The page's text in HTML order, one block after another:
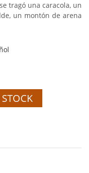
tragó una caracola, un
un montón de arena